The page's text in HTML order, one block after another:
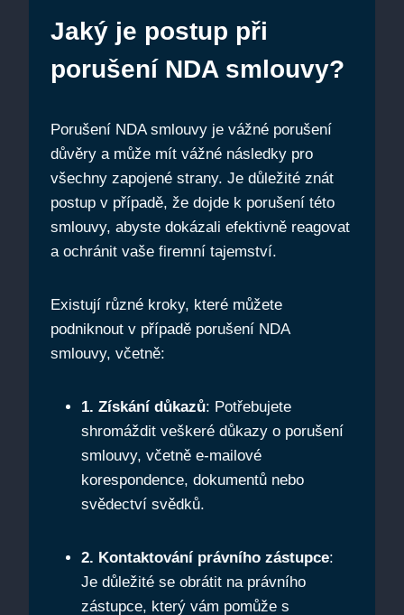
Jaký je postup při
porušení NDA smlouvy?
Porušení NDA smlouvy je vážné porušení
důvěry a může mít vážné následky pro
všechny zapojené strany. Je důležité znát
postup v případě, že dojde k porušení této
smlouvy, abyste dokázali efektivně reagovat
a ochránit vaše firemní tajemství.
Existují různé kroky, které můžete
podniknout v případě porušení NDA
smlouvy, včetně:
1. Získání důkazů: Potřebujete
shromáždit veškeré důkazy o porušení
smlouvy, včetně e-mailové
korespondence, dokumentů nebo
svědectví svědků.
2. Kontaktování právního zástupce:
Je důležité se obrátit na právního
zástupce, který vám pomůže s